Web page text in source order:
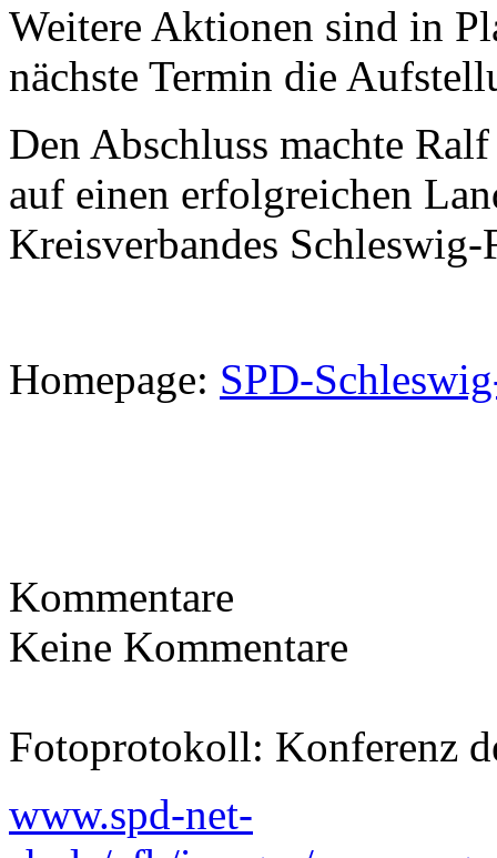
Weitere Aktionen sind in
nächste Termin die
Den Abschluss machte
auf einen erfolgreichen
Kreisverbandes Schleswig-
Homepage: SPD-
Kommentare
Keine Kommentare
Fotoprotokoll: Konferenz
www.spd-net-